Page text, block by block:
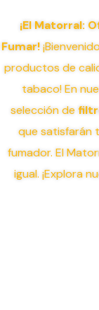
¡El Matorral:
Fumar!
productos de
tabaco! En
selección de
que satisfarán
fumador. El
igual. ¡Explora